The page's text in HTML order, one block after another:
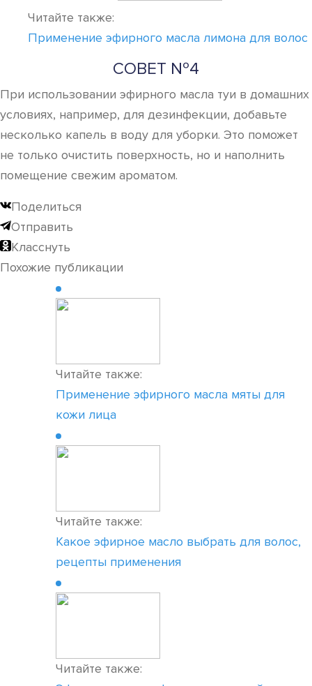
Читайте также:
Применение эфирного масла лимона для волос
СОВЕТ №4
При использовании эфирного масла туи в домашних
условиях, например, для дезинфекции, добавьте
несколько капель в воду для уборки. Это поможет
не только очистить поверхность, но и наполнить
помещение свежим ароматом.
Поделиться
Отправить
Класснуть
Похожие публикации
Читайте также:
Применение эфирного масла мяты для
кожи лица
Читайте также:
Какое эфирное масло выбрать для волос,
рецепты применения
Читайте также: